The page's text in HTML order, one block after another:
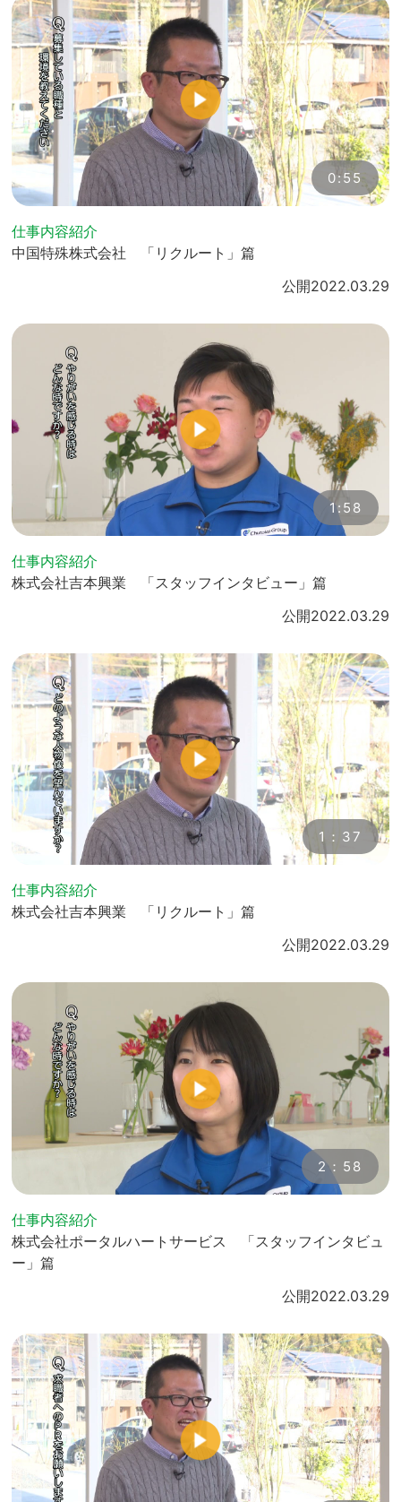
0:55
仕事内容紹介
中国特殊株式会社 「リクルート」篇
公開2022.03.29
1:58
仕事内容紹介
株式会社吉本興業 「スタッフインタビュー」篇
公開2022.03.29
1：37
仕事内容紹介
株式会社吉本興業 「リクルート」篇
公開2022.03.29
2：58
仕事内容紹介
株式会社ポータルハートサービス 「スタッフインタビュ
ー」篇
公開2022.03.29